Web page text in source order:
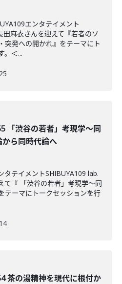
エンタテイメント
麻衣さんを迎えて『若者のソ
突発への開かれ』をテーマにト
。＜...
「渋谷の若者」考現学～同
から同時代論へ
タテイメントSHIBUYA109 lab.
て『 「渋谷の若者」考現学～同
テーマにトークセッションを行
茶の湯精神を現代に根付か